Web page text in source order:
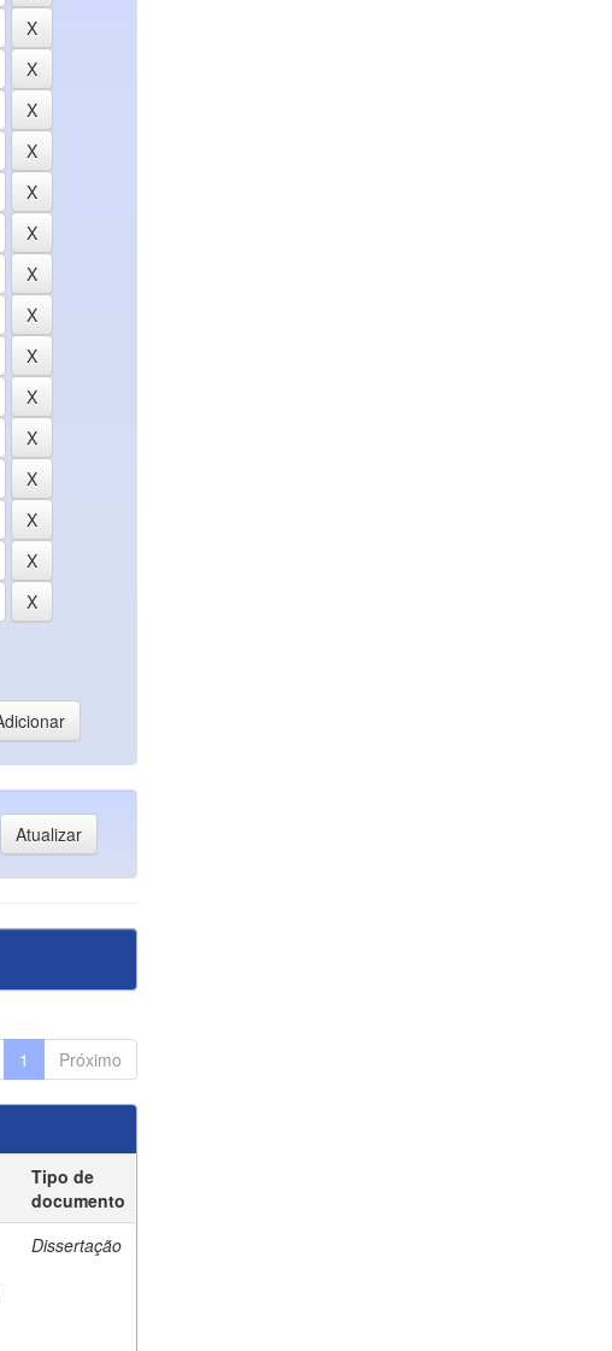
1 Próximo
Tipo de
documento
Dissertação